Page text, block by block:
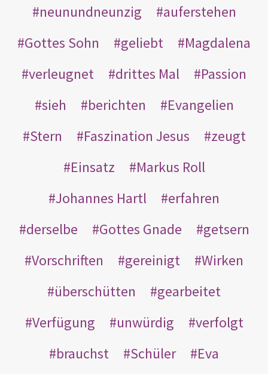
neunundneunzig
auferstehen
Gottes Sohn
geliebt
Magdalena
verleugnet
drittes Mal
Passion
sieh
berichten
Evangelien
Stern
Faszination Jesus
zeugt
Einsatz
Markus Roll
Johannes Hartl
erfahren
derselbe
Gottes Gnade
getsern
Vorschriften
gereinigt
Wirken
überschütten
gearbeitet
Verfügung
unwürdig
verfolgt
brauchst
Schüler
Eva